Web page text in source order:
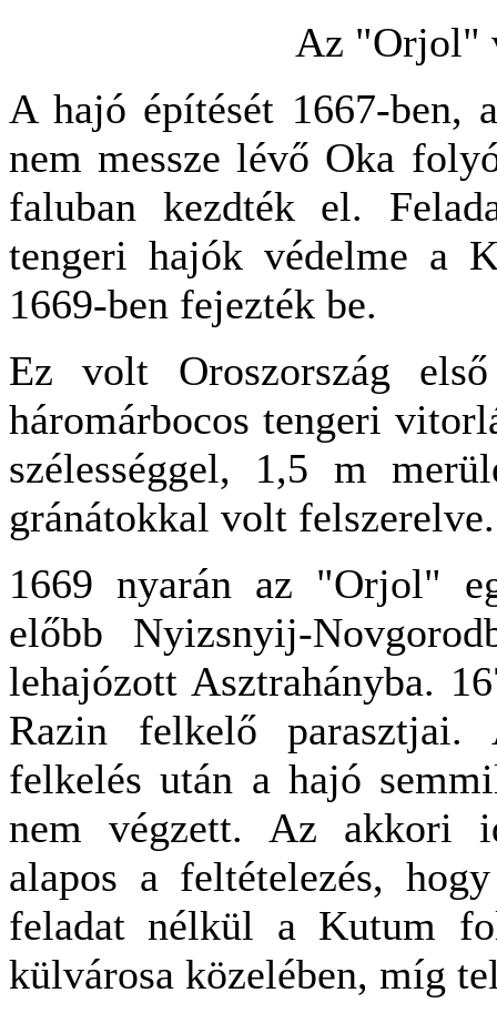
Az "Orjol"
A hajó építését 1667-ben,
nem messze lévő Oka
faluban kezdték el.
tengeri hajók védelme a
1669-ben fejezték be.
Ez volt Oroszország
háromárbocos tengeri
szélességgel, 1,5 m
gránátokkal volt felszerelve.
1669 nyarán az "Orjol"
előbb Nyizsnyij-
lehajózott Asztrahányba.
Razin felkelő
felkelés után a hajó
nem végzett. Az akkori
alapos a feltételezés,
feladat nélkül a Kutum
külvárosa közelében, míg